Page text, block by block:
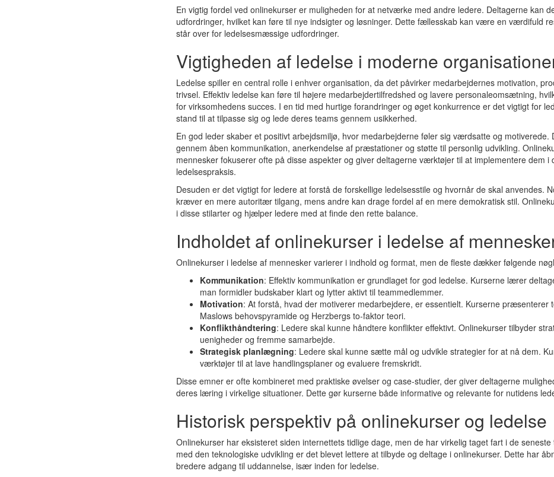
En vigtig fordel ved onlinekurser er muligheden for at netværke med andre ledere. Deltagerne kan
udfordringer, hvilket kan føre til nye indsigter og løsninger. Dette fællesskab kan være en værdifuld
står over for ledelsesmæssige udfordringer.
Vigtigheden af ledelse i moderne
Ledelse spiller en central rolle i enhver organisation, da det påvirker medarbejdernes motivation,
trivsel. Effektiv ledelse kan føre til højere medarbejdertilfredshed og lavere personaleomsætning,
for virksomhedens succes. I en tid med hurtige forandringer og øget konkurrence er det vigtigt for
stand til at tilpasse sig og lede deres teams gennem usikkerhed.
En god leder skaber et positivt arbejdsmiljø, hvor medarbejderne føler sig værdsatte og motiverede.
gennem åben kommunikation, anerkendelse af præstationer og støtte til personlig udvikling.
mennesker fokuserer ofte på disse aspekter og giver deltagerne værktøjer til at implementere dem i
ledelsespraksis.
Desuden er det vigtigt for ledere at forstå de forskellige ledelsesstile og hvornår de skal anvendes.
kræver en mere autoritær tilgang, mens andre kan drage fordel af en mere demokratisk stil.
i disse stilarter og hjælper ledere med at finde den rette balance.
Indholdet af onlinekurser i ledelse af
Onlinekurser i ledelse af mennesker varierer i indhold og format, men de fleste dækker følgende
Kommunikation: Effektiv kommunikation er grundlaget for god ledelse. Kurserne lærer
man formidler budskaber klart og lytter aktivt til teammedlemmer.
Motivation: At forstå, hvad der motiverer medarbejdere, er essentielt. Kurserne præsenterer
Maslows behovspyramide og Herzbergs to-faktor teori.
Konflikthåndtering: Ledere skal kunne håndtere konflikter effektivt. Onlinekurser tilbyder
uenigheder og fremme samarbejde.
Strategisk planlægning: Ledere skal kunne sætte mål og udvikle strategier for at nå dem.
værktøjer til at lave handlingsplaner og evaluere fremskridt.
Disse emner er ofte kombineret med praktiske øvelser og case-studier, der giver deltagerne
deres læring i virkelige situationer. Dette gør kurserne både informative og relevante for nutidens
Historisk perspektiv på onlinekurser og ledelse
Onlinekurser har eksisteret siden internettets tidlige dage, men de har virkelig taget fart i de seneste
med den teknologiske udvikling er det blevet lettere at tilbyde og deltage i onlinekurser. Dette har
bredere adgang til uddannelse, især inden for ledelse.